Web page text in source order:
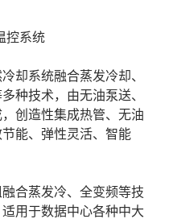
控系统
却系统融合蒸发冷却、
种技术，由无油泵送、
创造性集成热管、无油
能、弹性灵活、智能
合蒸发冷、全变频等技
用于数据中心各种中大